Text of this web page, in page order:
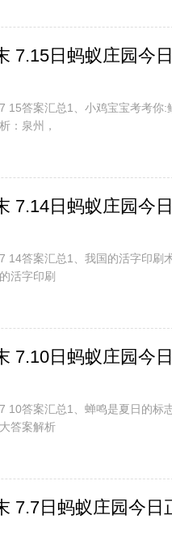
15答案汇总1、小鸡宝宝考考你:
：泉州，
14答案汇总1、我国的活字印刷
活字印刷
10答案汇总1、蝉鸣是夏日的标
答案解析